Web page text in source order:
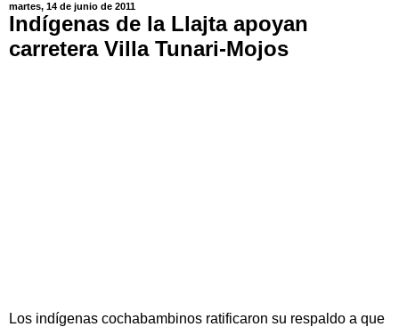
martes, 14 de junio de 2011
Indígenas de la Llajta apoyan
carretera Villa Tunari-Mojos
Los indígenas cochabambinos ratificaron su respaldo a que